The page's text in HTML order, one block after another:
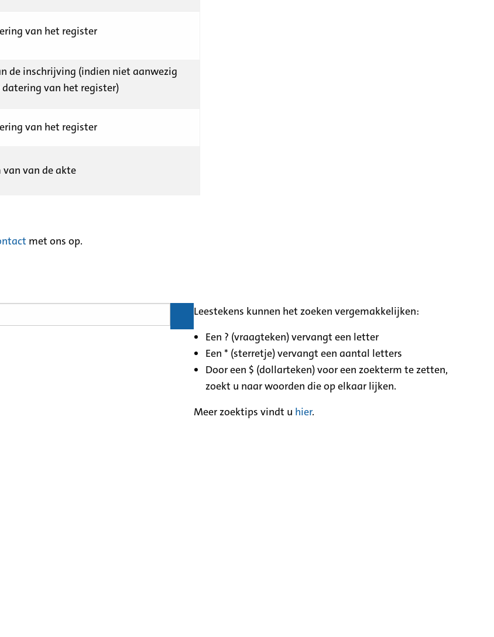
van het register
de inschrijving (indien niet aanwezig
datering van het register)
van het register
van de akte
met ons op.
Leestekens kunnen het zoeken vergemakkelijken:
Een ? (vraagteken) vervangt een letter
Een * (sterretje) vervangt een aantal letters
Door een $ (dollarteken) voor een zoekterm te zetten,
zoekt u naar woorden die op elkaar lijken.
Meer zoektips vindt u hier.